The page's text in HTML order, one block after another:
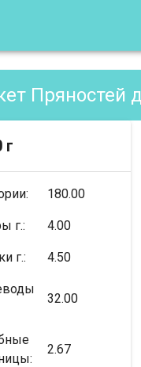
Пряностей
г
180.00
г.: 4.00
г.: 4.50
32.00
2.67